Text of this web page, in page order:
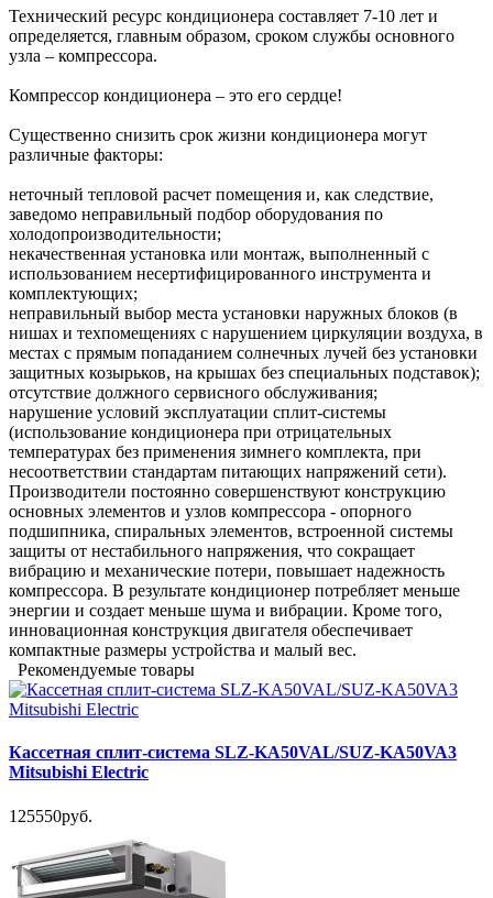
Технический ресурс кондиционера составляет 7-10 лет и
определяется, главным образом, сроком службы основного
узла – компрессора.
Компрессор кондиционера – это его сердце!
Существенно снизить срок жизни кондиционера могут
различные факторы:
неточный тепловой расчет помещения и, как следствие,
заведомо неправильный подбор оборудования по
холодопроизводительности;
некачественная установка или монтаж, выполненный с
использованием несертифицированного инструмента и
комплектующих;
неправильный выбор места установки наружных блоков (в
нишах и техпомещениях с нарушением циркуляции воздуха, в
местах с прямым попаданием солнечных лучей без установки
защитных козырьков, на крышах без специальных подставок);
отсутствие должного сервисного обслуживания;
нарушение условий эксплуатации сплит-системы
(использование кондиционера при отрицательных
температурах без применения зимнего комплекта, при
несоответствии стандартам питающих напряжений сети).
Производители постоянно совершенствуют конструкцию
основных элементов и узлов компрессора - опорного
подшипника, спиральных элементов, встроенной системы
защиты от нестабильного напряжения, что сокращает
вибрацию и механические потери, повышает надежность
компрессора. В результате кондиционер потребляет меньше
энергии и создает меньше шума и вибрации. Кроме того,
инновационная конструкция двигателя обеспечивает
компактные размеры устройства и малый вес.
Рекомендуемые товары
Кассетная сплит-система SLZ-KA50VAL/SUZ-KA50VA3
Mitsubishi Electric
125550руб.